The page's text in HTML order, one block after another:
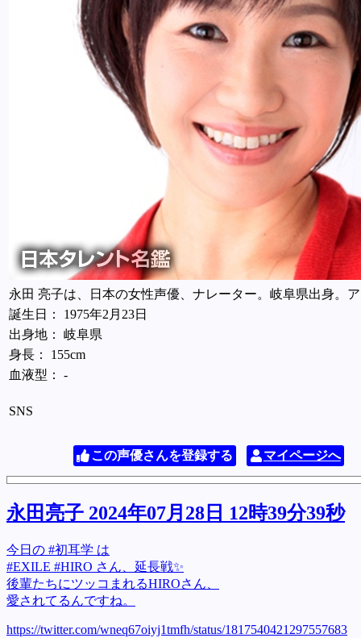
永田 亮子は、日本の女性声優、ナレーター。岐阜県出身。
誕生日： 1975年2月23日
出身地： 岐阜県
身長： 155cm
血液型： -
SNS
この声優さんを登録する マイページへ
永田亮子 2024年07月28日 12時39分39秒
今日の #初耳学 は
#EXILE #HIRO さん、延長戦✨
後輩たちにツッコまれるHIROさん、
愛されてるんですね。
https://twitter.com/wneq67oiyj1tmfh/status/1817540421297557683